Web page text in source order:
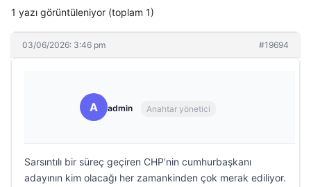
1 yazı görüntüleniyor (toplam 1)
03/06/2026: 3:46 pm #19694
A admin Anahtar yönetici
Sarsıntılı bir süreç geçiren CHP’nin cumhurbaşkanı
adayının kim olacağı her zamankinden çok merak ediliyor.